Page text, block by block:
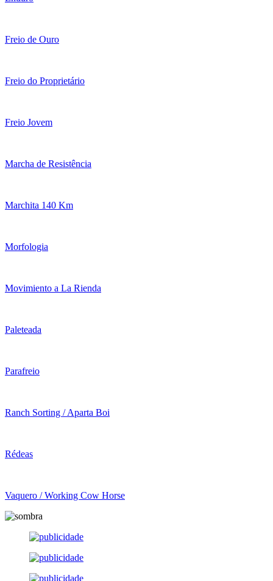
Freio de Ouro
Freio do Proprietário
Freio Jovem
Marcha de Resistência
Marchita 140 Km
Morfologia
Movimiento a La Rienda
Paleteada
Parafreio
Ranch Sorting / Aparta Boi
Rédeas
Vaquero / Working Cow Horse